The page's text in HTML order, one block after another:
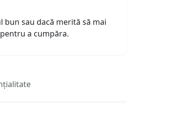
sau dacă merită să mai
a cumpăra.